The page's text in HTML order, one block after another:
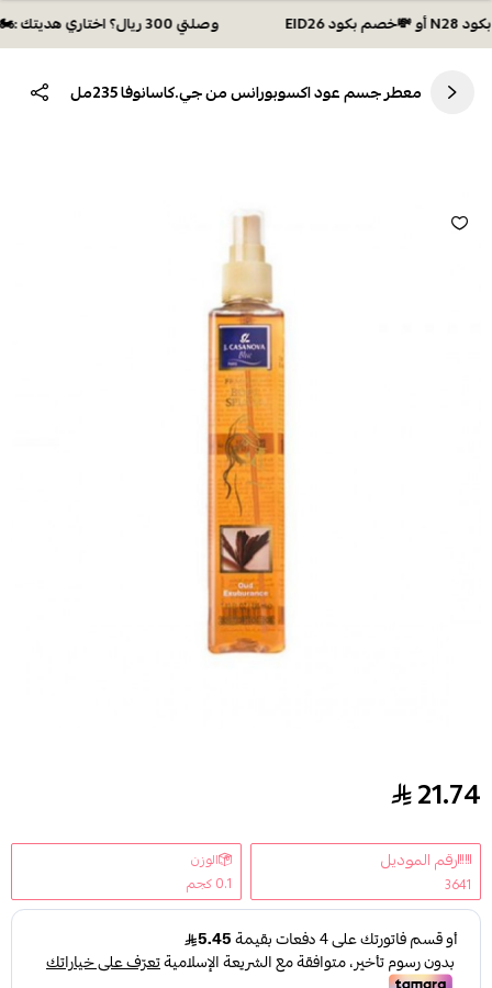
وصلتي 300 ريال؟ اختاري هديتك :🏍 شحن مجاني بكود N28 أو 💸خصم بكود EID26
معطر جسم عود اكسوبورانس من جي.كاسانوفا 235مل
معطر جسم عود اكسوبورانس من جي.كاسانوفا 235مل
21.74
رقم الموديل
3641
الوزن
0.1 كجم